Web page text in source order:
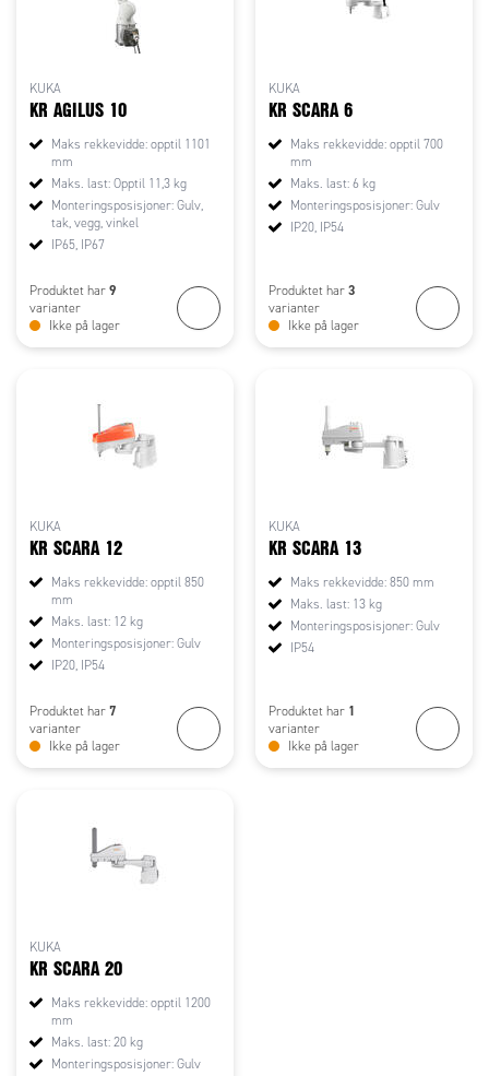
KUKA
KR AGILUS 10
Maks rekkevidde: opptil 1101
mm
Maks. last: Opptil 11,3 kg
Monteringsposisjoner: Gulv,
tak, vegg, vinkel
IP65, IP67
Produktet har 9
varianter
Ikke på lager
KUKA
KR SCARA 6
Maks rekkevidde: opptil 700
mm
Maks. last: 6 kg
Monteringsposisjoner: Gulv
IP20, IP54
Produktet har 3
varianter
Ikke på lager
KUKA
KR SCARA 12
Maks rekkevidde: opptil 850
mm
Maks. last: 12 kg
Monteringsposisjoner: Gulv
IP20, IP54
Produktet har 7
varianter
Ikke på lager
KUKA
KR SCARA 13
Maks rekkevidde: 850 mm
Maks. last: 13 kg
Monteringsposisjoner: Gulv
IP54
Produktet har 1
varianter
Ikke på lager
KUKA
KR SCARA 20
Maks rekkevidde: opptil 1200
mm
Maks. last: 20 kg
Monteringsposisjoner: Gulv